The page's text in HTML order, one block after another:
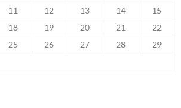
11 12 13 14
15
18 19 20 21
22
25 26 27 28
29